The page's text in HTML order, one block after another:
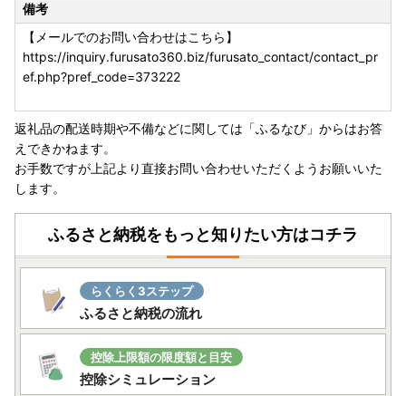
備考
【メールでのお問い合わせはこちら】
https://inquiry.furusato360.biz/furusato_contact/contact_pr
ef.php?pref_code=373222
返礼品の配送時期や不備などに関しては「ふるなび」からはお答
えできかねます。
お手数ですが上記より直接お問い合わせいただくようお願いいた
します。
ふるさと納税をもっと知りたい方はコチラ
らくらく3ステップ
ふるさと納税の流れ
控除上限額の限度額と目安
控除シミュレーション